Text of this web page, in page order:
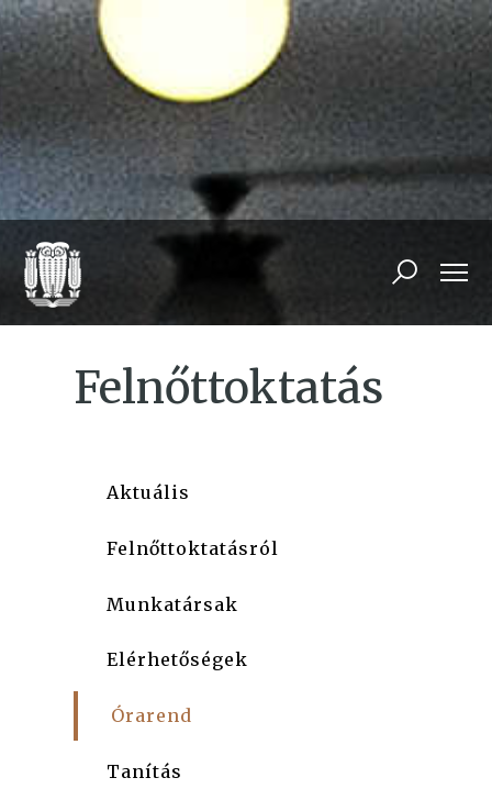
Felnőttoktatás
Aktuális
Felnőttoktatásról
Munkatársak
Elérhetőségek
Órarend
Tanítás